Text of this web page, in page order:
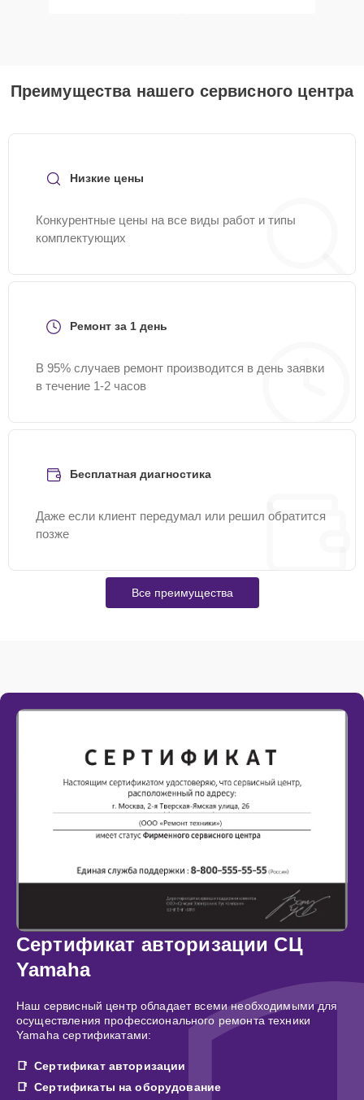
Преимущества нашего сервисного центра
Низкие цены
Конкурентные цены на все виды работ и типы
комплектующих
Ремонт за 1 день
В 95% случаев ремонт производится в день заявки
в течение 1-2 часов
Бесплатная диагностика
Даже если клиент передумал или решил обратится
позже
Все преимущества
Сертификат авторизации СЦ
Yamaha
Наш сервисный центр обладает всеми необходимыми для
осуществления профессионального ремонта техники
Yamaha сертификатами:
Сертификат авторизации
Сертификаты на оборудование